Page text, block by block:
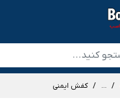
... کفش ایمنی